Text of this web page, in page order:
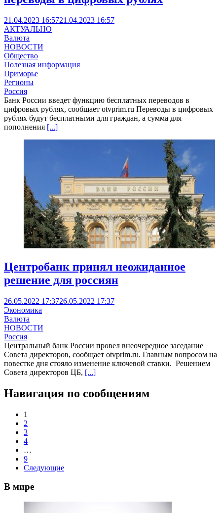
21.04.2023 16:5721.04.2023 16:57
АКТУАЛЬНО
Валюта
НОВОСТИ
Общество
Полезная информация
Приморье
Регионы
Россия
Банк России введет функцию бесплатных переводов в
цифровых рублях, сообщает otvprim.ru Переводы в цифровых
рублях будут бесплатными для граждан, а сумма для
пополнения [...]
Центробанк принял неожиданное
решение для россиян
26.05.2022 17:3726.05.2022 17:37
Экономика
Валюта
НОВОСТИ
Россия
Центральный банк России провел внеочередное заседание
Совета директоров, сообщает otvprim.ru. Главным вопросом на
повестке дня стояло изменение ключевой ставки. Решением
Совета директоров ЦБ, [...]
Навигация по сообщениям
1
2
3
4
…
9
Следующие
В мире